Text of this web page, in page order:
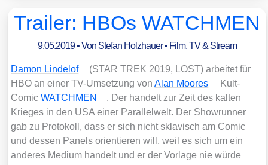
Trailer: HBOs WATCHMEN
9.05.2019• Von Stefan Holzhauer• Film, TV & Stream
Damon Linde­l­of
(STAR TREK 2019, LOST) arbei­tet für
HBO an einer TV-Umset­zung vonAlan Moo­res
Kult-
ComicWATCHMEN
. Der han­delt zur Zeit des kal­ten
Krie­ges in den USA einer Par­al­lel­welt. Der Show­run­ner
gab zu Pro­to­koll, dass er sich nicht skla­visch am Comic
und des­sen Panels ori­en­tie­ren will, weil es sich um ein
ande­res Medi­um han­delt und er der Vor­la­ge nie wür­de